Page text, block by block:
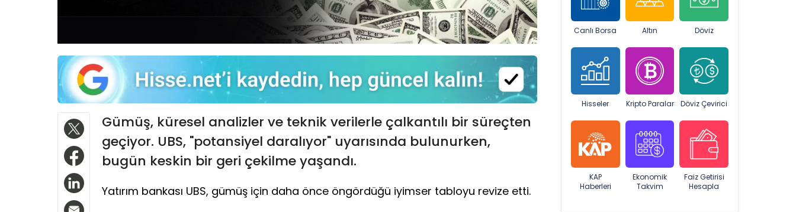
Gümüş, küresel analizler ve teknik verilerle çalkantılı bir süreçten
geçiyor. UBS, "potansiyel daralıyor" uyarısında bulunurken,
bugün keskin bir geri çekilme yaşandı.
Yatırım bankası UBS, gümüş için daha önce öngördüğü iyimser tabloyu revize etti.
Canlı Borsa Altın Döviz
Hisseler Kripto Paralar Döviz Çevirici
KAP
Haberleri
Ekonomik
Takvim
Faiz Getirisi
Hesapla